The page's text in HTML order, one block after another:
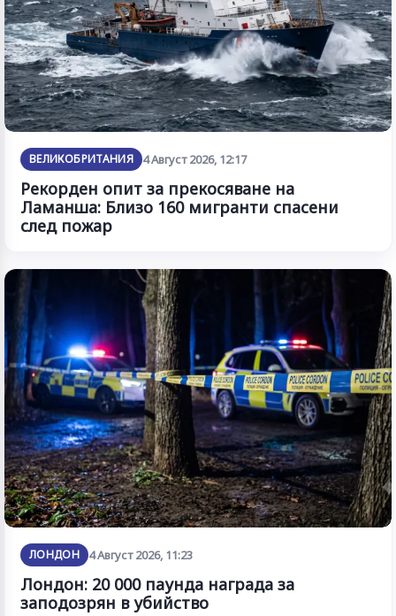
ВЕЛИКОБРИТАНИЯ 4 Август 2026, 12:17
Рекорден опит за прекосяване на
Ламанша: Близо 160 мигранти спасени
след пожар
ЛОНДОН 4 Август 2026, 11:23
Лондон: 20 000 паунда награда за
заподозрян в убийство